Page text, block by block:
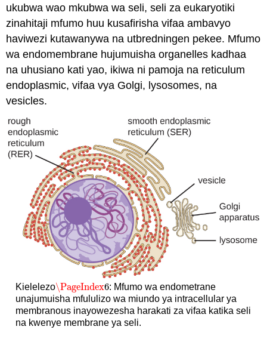
ukubwa wao mkubwa wa seli, seli za eukaryotiki
zinahitaji mfumo huu kusafirisha vifaa ambavyo
haviwezi kutawanywa na utbredningen pekee. Mfumo
wa endomembrane hujumuisha organelles kadhaa
na uhusiano kati yao, ikiwa ni pamoja na reticulum
endoplasmic, vifaa vya Golgi, lysosomes, na
vesicles.
Kielelezo\PageIndex6
\PageIndex6: Mfumo wa endometrane
unajumuisha mfululizo wa miundo ya intracellular ya
membranous inayowezesha harakati za vifaa katika seli
na kwenye membrane ya seli.